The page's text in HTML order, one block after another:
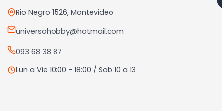
Rio Negro 1526, Montevideo
universohobby@hotmail.com
093 68 38 87
Lun a Vie 10:00 - 18:00 / Sab 10 a 13